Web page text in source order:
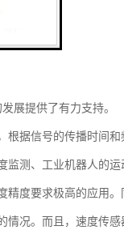
展提供了有力支持。
根据信号的传播时间
测、工业机器人的运
精度要求极高的应用。
况。而且，速度传感